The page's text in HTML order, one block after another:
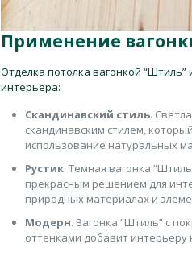
Применение
Отделка потолка вагонкой
интерьера:
Скандинавский стиль.
скандинавским стилем,
использование натуральных
Рустик. Темная вагонка
прекрасным решением для
природных материалах и
Модерн. Вагонка “Штиль” с
оттенками добавит интерьеру